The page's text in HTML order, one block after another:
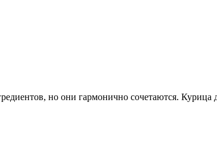
но они гармонично сочетаются. Курица